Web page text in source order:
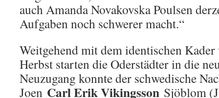
auch Amanda Novakovska Poulsen
Aufgaben noch schwerer macht.“
Weitgehend mit dem identischen
Herbst starten die Oderstädter in die
Neuzugang konnte der schwedische
Joen Carl Erik Vikingsson Sjöblom